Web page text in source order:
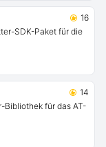
16
SDK-Paket für die
14
Bibliothek für das AT-